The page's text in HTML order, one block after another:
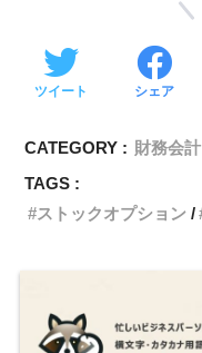
ツイート シェア
CATEGORY : 財務会計
TAGS :
ストックオプション